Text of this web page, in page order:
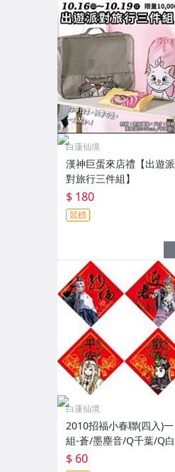
白蓮仙境
漢神巨蛋來店禮【出遊派
對旅行三件組】
$ 180
競標
白蓮仙境
2010招福小春聯(四入)一
組-蒼/墨塵音/Q千葉/Q白
棄
$ 60